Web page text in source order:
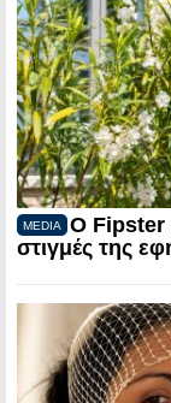
MEDIA
Ο Fipster
στιγμές της